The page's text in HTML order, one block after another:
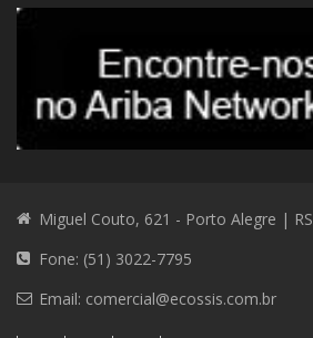
Miguel Couto, 621 - Porto Alegre | RS
Fone: (51) 3022-7795
Email: comercial@ecossis.com.br